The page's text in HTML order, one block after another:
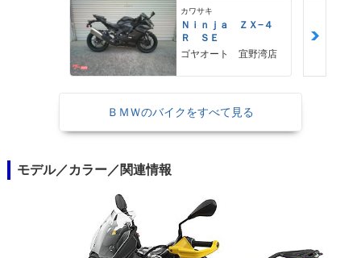
カーも標準装備。メーター右側にUSBソケットも備えられた。※日本向け
モデルには、LEDの灯火類、グリップヒーター、ETC車載器が標準装備さ
カワサキ
Ｎｉｎｊａ ＺＸ−４
Ｒ ＳＥ
ゴヤオート 宜野湾店
ＢＭＷのバイクをすべて見る
モデル／カラー／関連情報